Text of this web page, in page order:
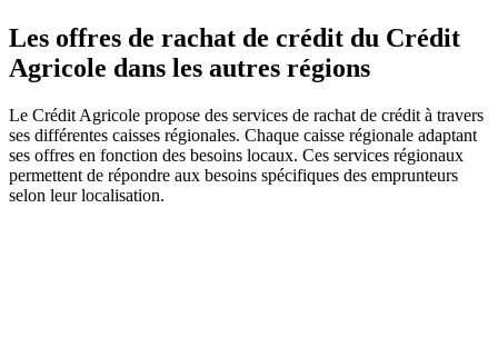
Les offres de rachat de crédit du Crédit
Agricole dans les autres régions
Le Crédit Agricole propose des services de rachat de crédit à travers
ses différentes caisses régionales. Chaque caisse régionale adaptant
ses offres en fonction des besoins locaux. Ces services régionaux
permettent de répondre aux besoins spécifiques des emprunteurs
selon leur localisation.